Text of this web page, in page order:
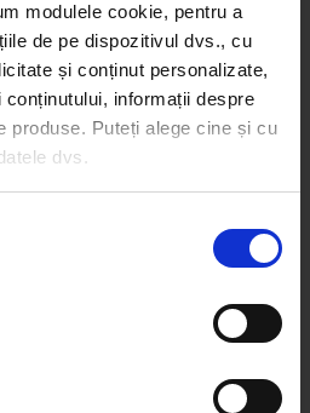
modulele cookie, pentru a
de pe dispozitivul dvs., cu
și conținut personalizate,
informații despre
produse. Puteți alege cine și cu
dvs.
cu privire la locația dvs.
dispozitivul scanândul-l în mod
specifice (amprentare)
vă preferințele la
secțiunea